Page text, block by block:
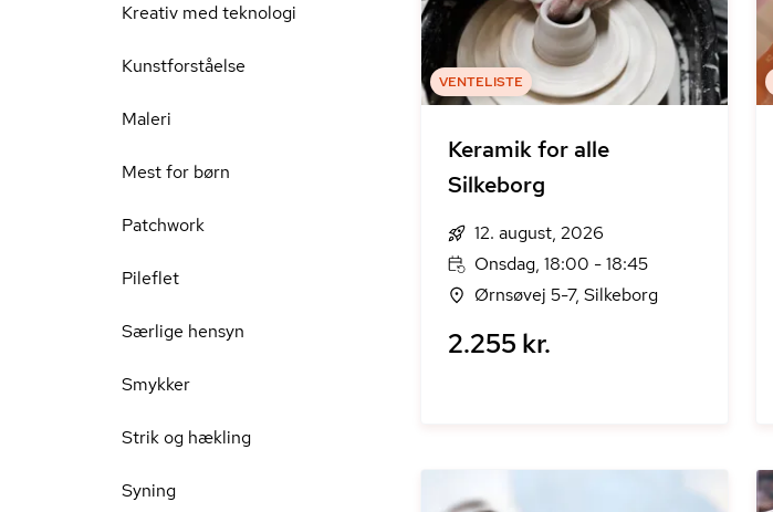
Kreativ med teknologi
Kunstforståelse
Maleri
Mest for børn
Patchwork
Pileflet
Særlige hensyn
Smykker
Strik og hækling
Syning
VENTELISTE
Keramik for alle
Silkeborg
12. august, 2026
Onsdag, 18:00 - 18:45
Ørnsøvej 5-7, Silkeborg
2.255 kr.